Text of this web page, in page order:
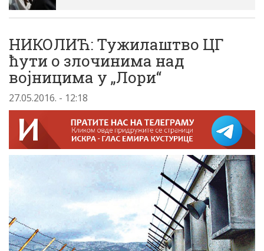
НИКОЛИЋ: Тужилаштво ЦГ
ћути о злочинима над
војницима у „Лори“
27.05.2016. - 12:18